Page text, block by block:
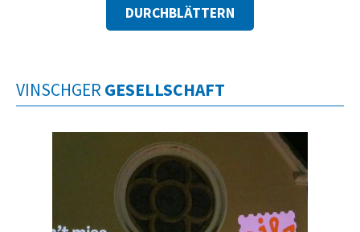
DURCHBLÄTTERN
VINSCHGER GESELLSCHAFT